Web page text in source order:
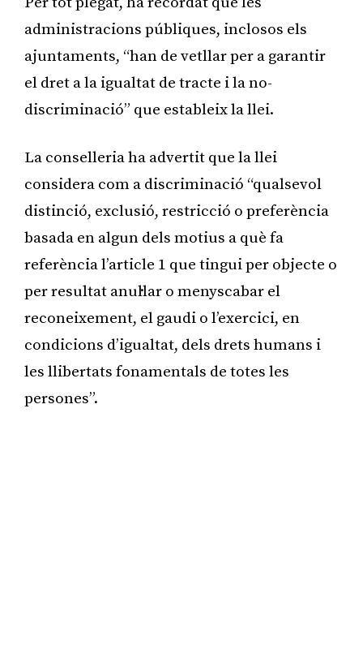
administracions públiques, inclosos els
ajuntaments, “han de vetllar per a garantir
el dret a la igualtat de tracte i la no-
discriminació” que estableix la llei.
La conselleria ha advertit que la llei
considera com a discriminació “qualsevol
distinció, exclusió, restricció o preferència
basada en algun dels motius a què fa
referència l’article 1 que tingui per objecte o
per resultat anul·lar o menyscabar el
reconeixement, el gaudi o l’exercici, en
condicions d’igualtat, dels drets humans i
les llibertats fonamentals de totes les
persones”.